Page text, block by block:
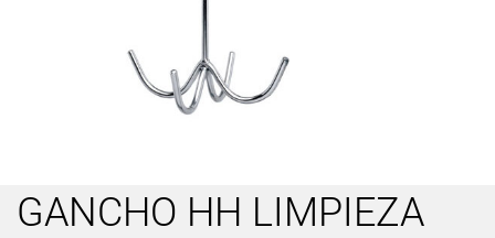
GANCHO HH LIMPIEZA